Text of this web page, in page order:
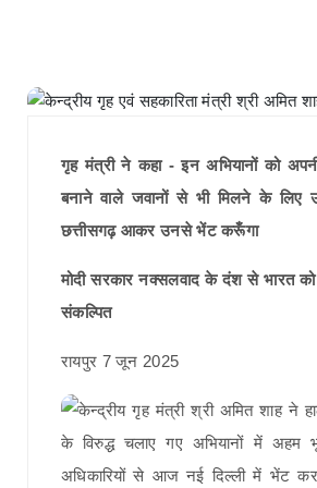
गृह मंत्री ने कहा - इन अभियानों को
बनाने वाले जवानों से भी मिलने के लिए
छत्तीसगढ़ आकर उनसे भेंट करूँगा
मोदी सरकार नक्सलवाद के दंश से भारत
संकल्पित
रायपुर 7 जून 2025